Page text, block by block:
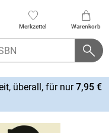
Merkzettel Warenkorb
überall, für nur7,95 €